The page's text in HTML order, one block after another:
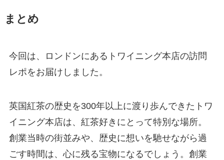
まとめ
今回は、ロンドンにあるトワイニング本店の訪問
レポをお届けしました。
英国紅茶の歴史を300年以上に渡り歩んできたトワ
イニング本店は、紅茶好きにとって特別な場所。
創業当時の街並みや、歴史に想いを馳せながら過
ごす時間は、心に残る宝物になるでしょう。創業